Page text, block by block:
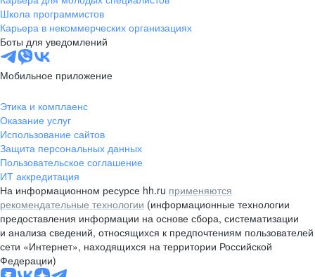
Школа программистов
Карьера в некоммерческих организациях
Боты для уведомлений
Мобильное приложение
Этика и комплаенс
Оказание услуг
Использование сайтов
Защита персональных данных
Пользовательское соглашение
ИТ аккредитация
На информационном ресурсе hh.ru применяются
рекомендательные технологии (информационные технологии
предоставления информации на основе сбора, систематизации
и анализа сведений, относящихся к предпочтениям пользователей
сети «Интернет», находящихся на территории Российской
Федерации)